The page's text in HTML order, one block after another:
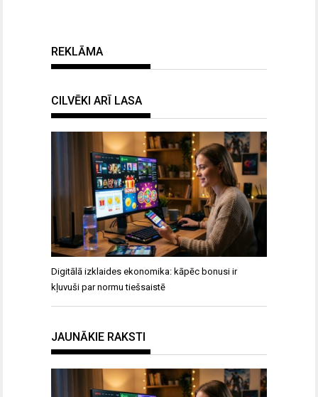
REKLĀMA
CILVĒKI ARĪ LASA
Digitālā izklaides ekonomika: kāpēc bonusi ir
kļuvuši par normu tiešsaistē
JAUNĀKIE RAKSTI